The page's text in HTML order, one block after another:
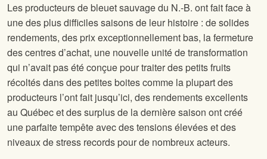
Les producteurs de bleuet sauvage du N.-B. ont fait face à
une des plus difficiles saisons de leur histoire : de solides
rendements, des prix exceptionnellement bas, la fermeture
des centres d’achat, une nouvelle unité de transformation
qui n’avait pas été conçue pour traiter des petits fruits
récoltés dans des petites boites comme la plupart des
producteurs l’ont fait jusqu’ici, des rendements excellents
au Québec et des surplus de la dernière saison ont créé
une parfaite tempête avec des tensions élevées et des
niveaux de stress records pour de nombreux acteurs.